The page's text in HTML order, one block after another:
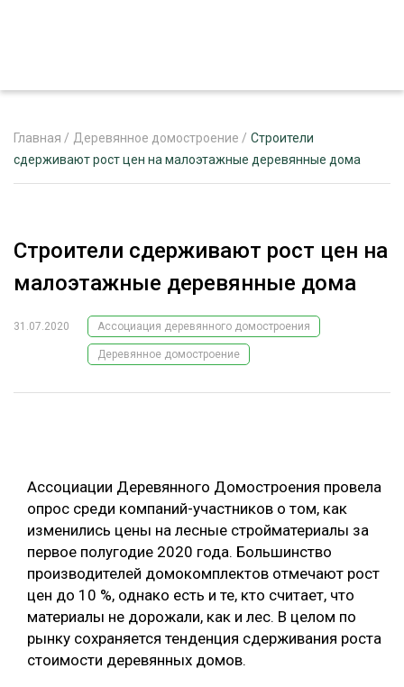
РЕКЛАМОДАТЕЛЯМ
ЛЕСНОЕ ХОЗЯЙСТВО
ЛЕСОЗАГОТОВКА
БИОЭНЕРГЕТИКА
ЛЕСОВОССТАНОВЛЕНИЕ И ЗАЩИТА
ЛОГИСТИКА
ПРОИЗВОДСТВО ДРЕВЕСНЫХ ПЛИТ
ЦБП
ПОДБОРКИ СТАТЕЙ
Главная / Деревянное домостроение / Строители
сдерживают рост цен на малоэтажные деревянные дома
Строители сдерживают рост цен на
малоэтажные деревянные дома
31.07.2020 Ассоциация деревянного домостроения
Деревянное домостроение
Ассоциации Деревянного Домостроения провела
опрос среди компаний-участников о том, как
изменились цены на лесные стройматериалы за
первое полугодие 2020 года. Большинство
производителей домокомплектов отмечают рост
цен до 10 %, однако есть и те, кто считает, что
материалы не дорожали, как и лес. В целом по
рынку сохраняется тенденция сдерживания роста
стоимости деревянных домов.